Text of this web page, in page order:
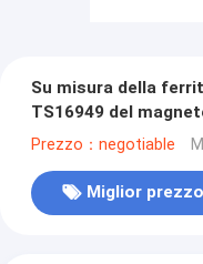
Su misura della
TS16949 del
Prezzo：negotiable
Miglior prezzo